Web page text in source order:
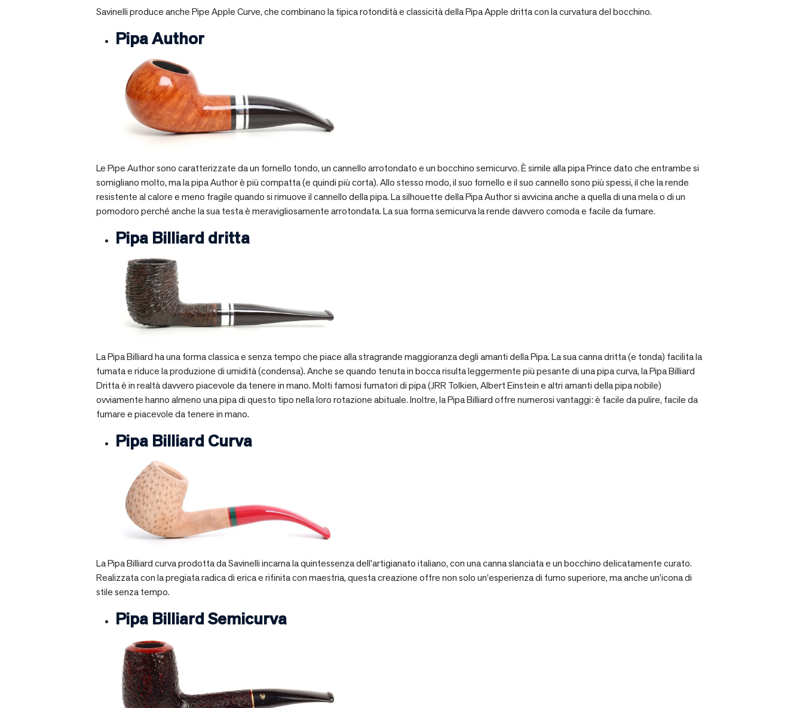
Savinelli produce anche Pipe Apple Curve, che combinano la tipica rotondità e classicità della Pipa Apple dritta con la curvatura del bocchino.
Pipa Author
Le Pipe Author sono caratterizzate da un fornello tondo, un cannello arrotondato e un bocchino semicurvo. È simile alla pipa Prince dato che entrambe si
somigliano molto, ma la pipa Author è più compatta (e quindi più corta). Allo stesso modo, il suo fornello e il suo cannello sono più spessi, il che la rende
resistente al calore e meno fragile quando si rimuove il cannello della pipa. La silhouette della Pipa Author si avvicina anche a quella di una mela o di un
pomodoro perché anche la sua testa è meravigliosamente arrotondata. La sua forma semicurva la rende davvero comoda e facile da fumare.
Pipa Billiard dritta
La Pipa Billiard ha una forma classica e senza tempo che piace alla stragrande maggioranza degli amanti della Pipa. La sua canna dritta (e tonda) facilita la
fumata e riduce la produzione di umidità (condensa). Anche se quando tenuta in bocca risulta leggermente più pesante di una pipa curva, la Pipa Billiard
Dritta è in realtà davvero piacevole da tenere in mano. Molti famosi fumatori di pipa (JRR Tolkien, Albert Einstein e altri amanti della pipa nobile)
ovviamente hanno almeno una pipa di questo tipo nella loro rotazione abituale. Inoltre, la Pipa Billiard offre numerosi vantaggi: è facile da pulire, facile da
fumare e piacevole da tenere in mano.
Pipa Billiard Curva
La Pipa Billiard curva prodotta da Savinelli incarna la quintessenza dell’artigianato italiano, con una canna slanciata e un bocchino delicatamente curato.
Realizzata con la pregiata radica di erica e rifinita con maestria, questa creazione offre non solo un’esperienza di fumo superiore, ma anche un’icona di
stile senza tempo.
Pipa Billiard Semicurva